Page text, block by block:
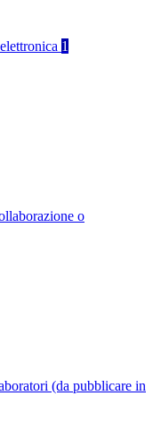
1
o
(da pubblicare in